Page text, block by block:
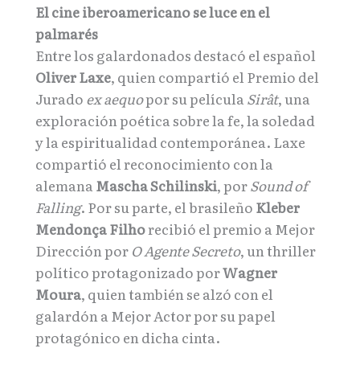
El cine iberoamericano se luce en el
palmarés
Entre los galardonados destacó el español
Oliver Laxe, quien compartió el Premio del
Jurado ex aequopor su película Sirât, una
exploración poética sobre la fe, la soledad
y la espiritualidad contemporánea. Laxe
compartió el reconocimiento con la
alemana Mascha Schilinski, porSound of
Falling. Por su parte, el brasileño Kleber
Mendonça Filhorecibió el premio a Mejor
Dirección por O Agente Secreto, un thriller
político protagonizado porWagner
Moura, quien también se alzó con el
galardón a Mejor Actor por su papel
protagónico en dicha cinta.